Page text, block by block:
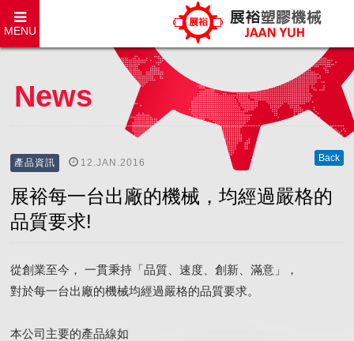
MENU
News
Back
產品資訊 12.JAN.2016
展裕每一台出廠的機械，均經過嚴格的
品質要求!
從創業至今， 一貫秉持「品質、速度、創新、滿意」，
對於每一台出廠的機械均經過嚴格的品質要求。
本公司主要的產品線如